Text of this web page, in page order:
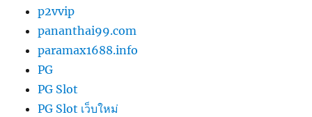
p2vvip
pananthai99.com
paramax1688.info
PG
PG Slot
PG Slot เว็บใหม่